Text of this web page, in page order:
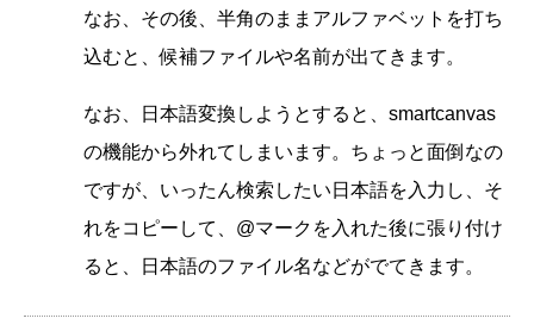
なお、その後、半角のままアルファベットを打ち
込むと、候補ファイルや名前が出てきます。
なお、日本語変換しようとすると、smartcanvas
の機能から外れてしまいます。ちょっと面倒なの
ですが、いったん検索したい日本語を入力し、そ
れをコピーして、@マークを入れた後に張り付け
ると、日本語のファイル名などがでてきます。